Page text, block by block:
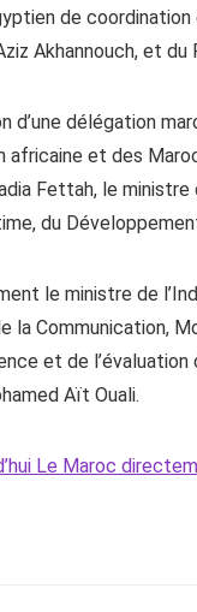
de coordination
Akhannouch, et
délégation
et des
Fettah, le ministre
du
le ministre de
la Communication,
et de
Aït Ouali.
Le Maroc